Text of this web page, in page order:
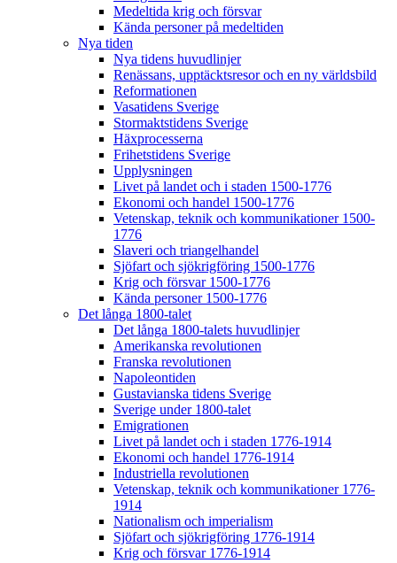
Medeltida krig och försvar
Kända personer på medeltiden
Nya tiden
Nya tidens huvudlinjer
Renässans, upptäcktsresor och en ny världsbild
Reformationen
Vasatidens Sverige
Stormaktstidens Sverige
Häxprocesserna
Frihetstidens Sverige
Upplysningen
Livet på landet och i staden 1500-1776
Ekonomi och handel 1500-1776
Vetenskap, teknik och kommunikationer 1500-
1776
Slaveri och triangelhandel
Sjöfart och sjökrigföring 1500-1776
Krig och försvar 1500-1776
Kända personer 1500-1776
Det långa 1800-talet
Det långa 1800-talets huvudlinjer
Amerikanska revolutionen
Franska revolutionen
Napoleontiden
Gustavianska tidens Sverige
Sverige under 1800-talet
Emigrationen
Livet på landet och i staden 1776-1914
Ekonomi och handel 1776-1914
Industriella revolutionen
Vetenskap, teknik och kommunikationer 1776-
1914
Nationalism och imperialism
Sjöfart och sjökrigföring 1776-1914
Krig och försvar 1776-1914